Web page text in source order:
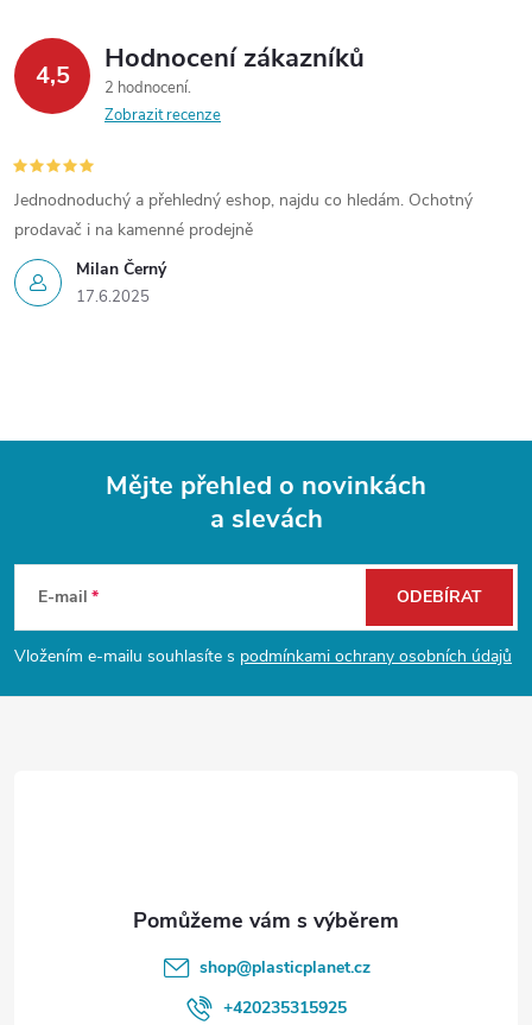
í
p
v
k
y
p
u
v
á
n
4,5 Hodnocení zákazníků
2 hodnocení
Zobrazit recenze
Milan Černý
17.6.2025
Jednodnoduchý a přehledný eshop, najdu co hledám. Ochotný
prodavač i na kamenné prodejně
p
a
Mějte přehled o novinkách
a slevách
E-mail
Vložením e-mailu souhlasíte s podmínkami ochrany osobních údajů
ODEBÍRAT
shop@plasticplanet.cz
+420235315925